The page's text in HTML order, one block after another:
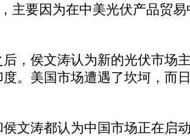
主要因为在中美光伏产品贸
侯文涛认为新的光伏市场
。美国市场遭遇了坎坷，而
涛都认为中国市场正在启